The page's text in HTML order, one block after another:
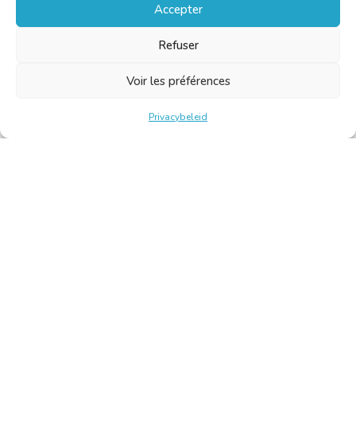
Accepter
Refuser
Voir les préférences
Privacybeleid